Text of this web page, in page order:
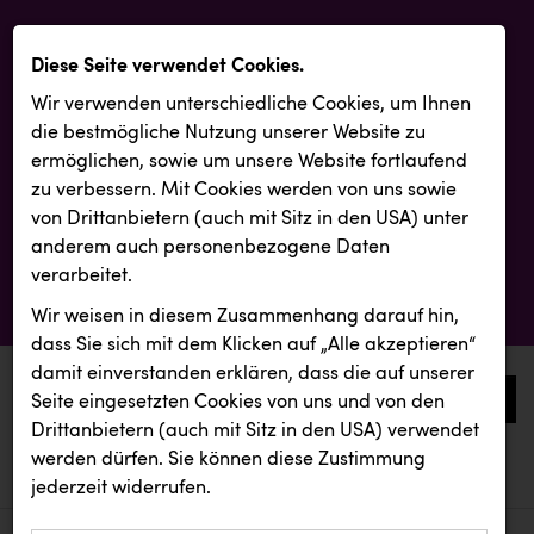
0
aktuelle aussendungen
aktuelle aussendungen
Diese Seite verwendet Cookies.
Wir verwenden unterschiedliche Cookies, um Ihnen
die best­mögliche Nutzung unserer Website zu
ermöglichen, sowie um unsere Website fortlaufend
zu verbessern. Mit Cookies werden von uns sowie
von Drittanbietern (auch mit Sitz in den USA) unter
anderem auch personenbezogene Daten
verarbeitet.
Wir weisen in diesem Zusammenhang darauf hin,
dass Sie sich mit dem Klicken auf „Alle akzeptieren“
damit ein­ver­standen erklären, dass die auf unserer
Seite eingesetzten Cookies von uns und von den
Drittanbietern (auch mit Sitz in den USA) verwendet
werden dürfen. Sie können diese Zustimmung
jederzeit widerrufen.